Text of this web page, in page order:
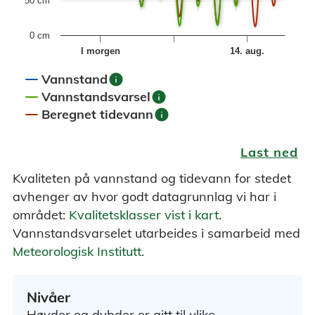
I morgen 14. aug.
0 cm
Vannstandinfo
Vannstandsvarselinfo
Beregnet tidevanninfo
Last ned
Kvaliteten på vannstand og tidevann for stedet
avhenger av hvor godt datagrunnlag vi har i
området: Kvalitetsklasser vist i kart.
Vannstandsvarselet utarbeides i samarbeid med
Meteorologisk Institutt.
Nivåer